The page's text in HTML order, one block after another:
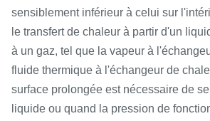
sensiblement inférieur à celui sur
le transfert de chaleur à partir d'un
à un gaz, tel que la vapeur à
fluide thermique à l'échangeur de
surface prolongée est nécessaire de
liquide ou quand la pression de